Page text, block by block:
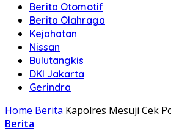
Berita Otomotif
Berita Olahraga
Kejahatan
Nissan
Bulutangkis
DKI Jakarta
Gerindra
Home Berita Kapolres Mesuji Cek
Berita